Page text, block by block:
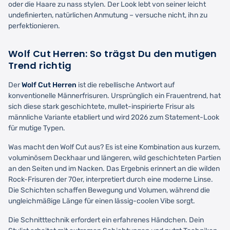
oder die Haare zu nass stylen. Der Look lebt von seiner leicht
undefinierten, natürlichen Anmutung – versuche nicht, ihn zu
perfektionieren.
Wolf Cut Herren: So trägst Du den mutigen
Trend richtig
DerWolf Cut Herren ist die rebellische Antwort auf
konventionelle Männerfrisuren. Ursprünglich ein Frauentrend, hat
sich diese stark geschichtete, mullet-inspirierte Frisur als
männliche Variante etabliert und wird 2026 zum Statement-Look
für mutige Typen.
Was macht den Wolf Cut aus? Es ist eine Kombination aus kurzem,
voluminösem Deckhaar und längeren, wild geschichteten Partien
an den Seiten und im Nacken. Das Ergebnis erinnert an die wilden
Rock-Frisuren der 70er, interpretiert durch eine moderne Linse.
Die Schichten schaffen Bewegung und Volumen, während die
ungleichmäßige Länge für einen lässig-coolen Vibe sorgt.
Die Schnitttechnik erfordert ein erfahrenes Händchen. Dein